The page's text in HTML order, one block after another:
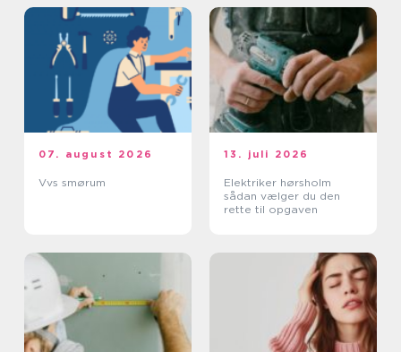
07. august 2026
Vvs smørum
13. juli 2026
Elektriker hørsholm
sådan vælger du den
rette til opgaven